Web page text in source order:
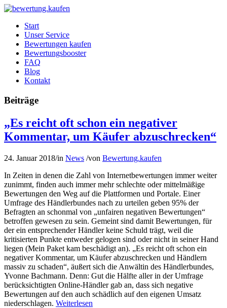
Start
Unser Service
Bewertungen kaufen
Bewertungsbooster
FAQ
Blog
Kontakt
Beiträge
„Es reicht oft schon ein negativer
Kommentar, um Käufer abzuschrecken“
24. Januar 2018/in News /von Bewertung.kaufen
In Zeiten in denen die Zahl von Internetbewertungen immer weiter
zunimmt, finden auch immer mehr schlechte oder mittelmäßige
Bewertungen den Weg auf die Plattformen und Portale. Einer
Umfrage des Händlerbundes nach zu urteilen geben 95% der
Befragten an schonmal von „unfairen negativen Bewertungen“
betroffen gewesen zu sein. Gemeint sind damit Bewertungen, für
der ein entsprechender Händler keine Schuld trägt, weil die
kritisierten Punkte entweder gelogen sind oder nicht in seiner Hand
liegen (Mein Paket kam beschädigt an). „Es reicht oft schon ein
negativer Kommentar, um Käufer abzuschrecken und Händlern
massiv zu schaden“, äußert sich die Anwältin des Händlerbundes,
Yvonne Bachmann. Denn: Gut die Hälfte aller in der Umfrage
berücksichtigten Online-Händler gab an, dass sich negative
Bewertungen auf den auch schädlich auf den eigenen Umsatz
niederschlagen. Weiterlesen